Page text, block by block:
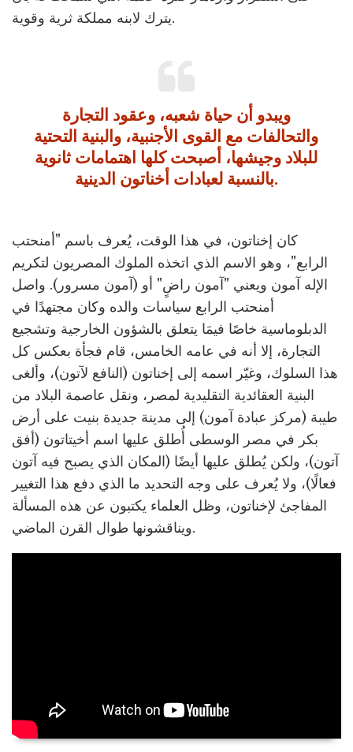
يترك لابنه مملكة ثرية وقوية.
ويبدو أن حياة شعبه، وعقود التجارة
والتحالفات مع القوى الأجنبية، والبنية التحتية
للبلاد وجيشها، أصبحت كلها اهتمامات ثانوية
بالنسبة لعبادات أخناتون الدينية.
كان إخناتون، في هذا الوقت، يُعرف باسم "أمنحتب
الرابع"، وهو الاسم الذي اتخذه الملوك المصريون لتكريم
الإله آمون ويعني "آمون راضٍ" أو (آمون مسرور). واصل
أمنحتب الرابع سياسات والده وكان مجتهدًا في
الدبلوماسية خاصًا فيمَا يتعلق بالشؤون الخارجية وتشجيع
التجارة، إلا أنه في عامه الخامس، قام فجأة بعكس كل
هذا السلوك، وغيّر اسمه إلى إخناتون (النافع لآتون)، وألغى
البنية العقائدية التقليدية لمصر، ونقل عاصمة البلاد من
طيبة (مركز عبادة آمون) إلى مدينة جديدة بنيت على أرض
بكر في مصر الوسطى أُطلق عليها اسم أخيتاتون (أفق
آتون)، ولكن يُطلق عليها أيضًا (المكان الذي يصبح فيه آتون
فعالًا)، ولا يُعرف على وجه التحديد ما الذي دفع هذا التغيير
المفاجئ لإخناتون، وظل العلماء يكتبون عن هذه المسألة
ويناقشونها طوال القرن الماضي.